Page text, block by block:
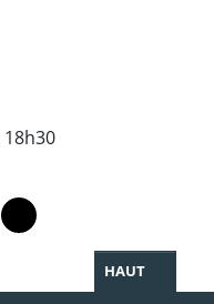
Linkedin
le profil Facebook
vers le profil Twitter
Partager par WhatsApp
HAUT